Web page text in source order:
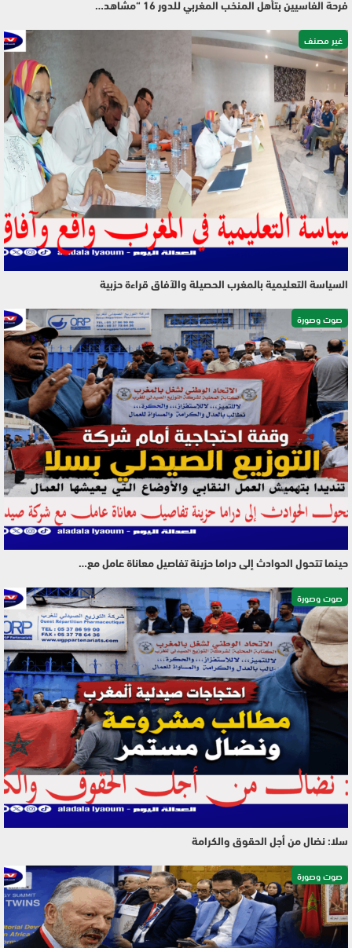
فرحة الفاسيين بتأهل المنخب المغربي للدور 16 “مشاهد…
غير مصنف
السياسة التعليمية بالمغرب الحصيلة والآفاق قراءة حزبية
صوت وصورة
حينما تتحول الحوادث إلى دراما حزينة تفاصيل معاناة عامل مع…
صوت وصورة
سلا: نضال من أجل الحقوق والكرامة
صوت وصورة